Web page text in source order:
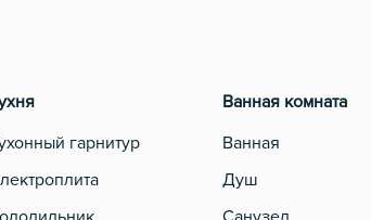
гарнитур
Ванная комната
Ванная
Душ